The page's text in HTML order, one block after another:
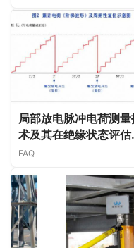
局部放电脉冲电荷测量
术及其在绝缘状态评估
的应用
FAQ